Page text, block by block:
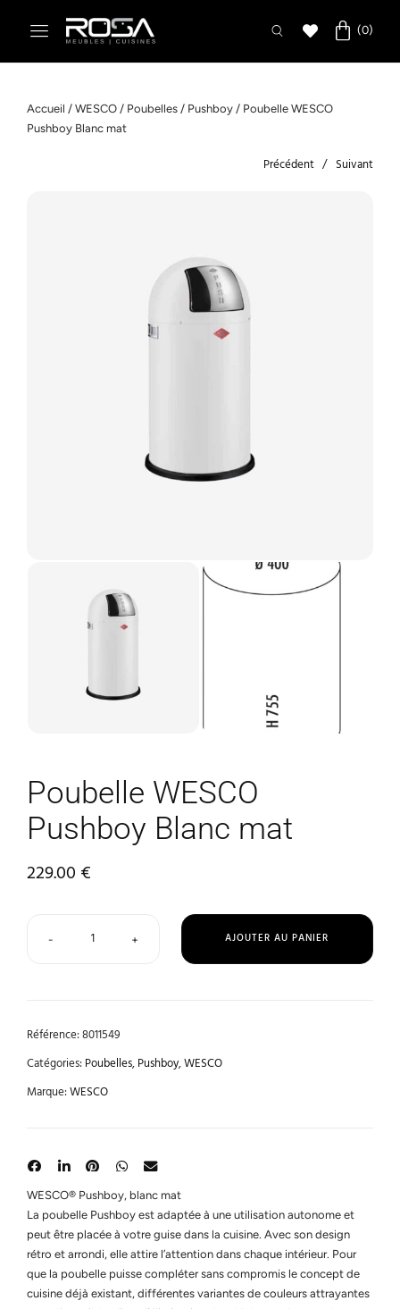
Accueil / WESCO / Poubelles / Pushboy / Poubelle WESCO
Pushboy Blanc mat
Précédent Suivant
Poubelle WESCO
Pushboy Blanc mat
229.00 €
+
- AJOUTER AU PANIER
Référence:8011549
Catégories:Poubelles,Pushboy,WESCO
Marque:WESCO
WESCO® Pushboy, blanc mat
La poubelle Pushboy est adaptée à une utilisation autonome et
peut être placée à votre guise dans la cuisine. Avec son design
rétro et arrondi, elle attire l’attention dans chaque intérieur. Pour
que la poubelle puisse compléter sans compromis le concept de
cuisine déjà existant, différentes variantes de couleurs attrayantes